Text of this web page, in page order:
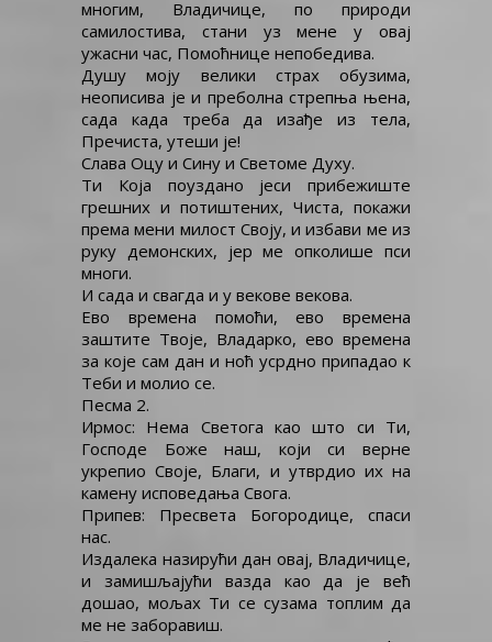
многим, Владичице, по природи
самилостива, стани уз мене у овај
ужасни час, Помоћнице непобедива.
Душу моју велики страх обузима,
неописива је и преболна стрепња њена,
сада када треба да изађе из тела,
Пречиста, утеши је!
Слава Оцу и Сину и Светоме Духу.
Ти Која поуздано јеси прибежиште
грешних и потиштених, Чиста, покажи
према мени милост Своју, и избави ме из
руку демонских, јер ме опколише пси
многи.
И сада и свагда и у векове векова.
Ево времена помоћи, ево времена
заштите Твоје, Владарко, ево времена
за које сам дан и ноћ усрдно припадао к
Теби и молио се.
Песма 2.
Ирмос: Нема Светога као што си Ти,
Господе Боже наш, који си верне
укрепио Своје, Благи, и утврдио их на
камену исповедања Свога.
Припев: Пресвета Богородице, спаси
нас.
Издалека назирући дан овај, Владичице,
и замишљајући вазда као да је већ
дошао, мољах Ти се сузама топлим да
ме не заборавиш.